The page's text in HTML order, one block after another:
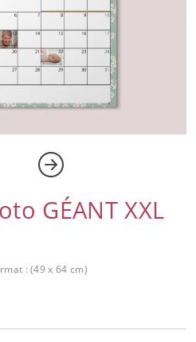
GÉANT XXL
: (49 x 64 cm)